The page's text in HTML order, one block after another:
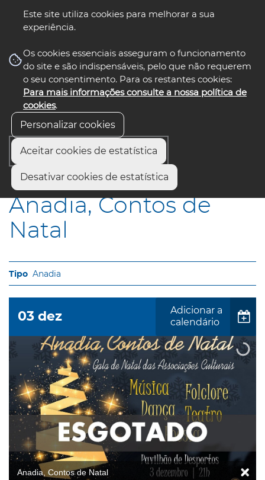
Este site utiliza cookies para melhorar a sua
experiência.
Os cookies essenciais asseguram o funcionamento
do site e são indispensáveis, pelo que não requerem
o seu consentimento. Para os restantes cookies:
Para mais informações consulte a nossa política de
cookies.
Personalizar cookies
Aceitar cookies de estatística
Desativar cookies de estatística
nos select language
Início Anadia, Contos de Natal
Anadia, Contos de
Natal
Anadia
03 dez
Adicionar a
calendário
Anadia, Contos de Natal